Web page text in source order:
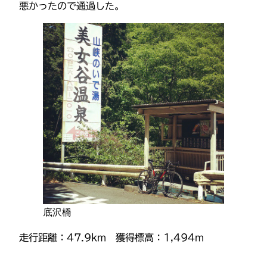
悪かったので通過した。
底沢橋
走行距離：47.9km 獲得標高：1,494m